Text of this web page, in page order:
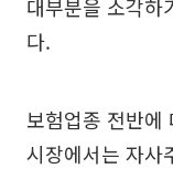
대부분을 소각하
다.
보험업종 전반에
시장에서는 자사